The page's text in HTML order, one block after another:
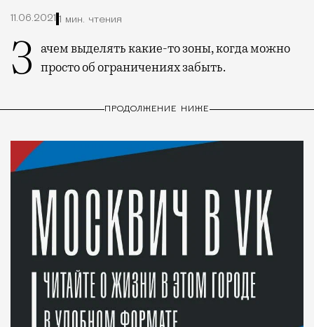
11.06.2021 1 мин. чтения
Зачем выделять какие-то зоны, когда можно просто об ограничениях забыть.
ПРОДОЛЖЕНИЕ НИЖЕ